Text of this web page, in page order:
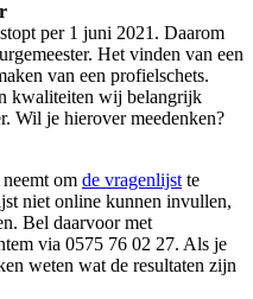
per 1 juni 2021. Daarom
Het vinden van een
van een profielschets.
kwaliteiten wij belangrijk
Wil je hierover meedenken?
om de vragenlijst te
niet online kunnen invullen,
Bel daarvoor met
via 0575 76 02 27. Als je
weten wat de resultaten zijn